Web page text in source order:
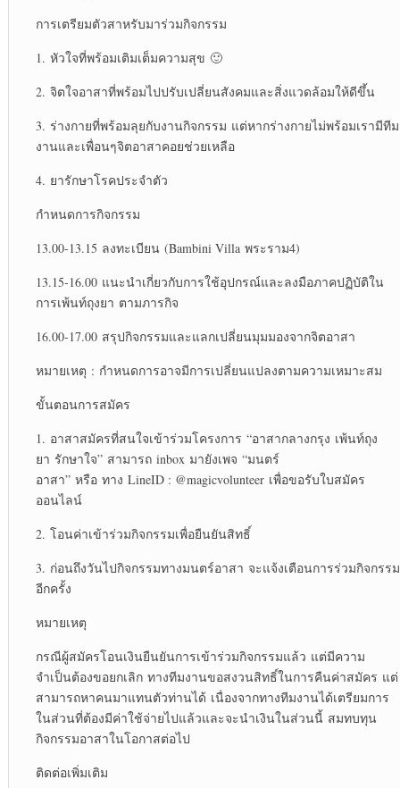
การเตรียมตัวสาหรับมาร่วมกิจกรรม
1. หัวใจที่พร้อมเติมเต็มความสุข 🙂
2. จิตใจอาสาที่พร้อมไปปรับเปลี่ยนสังคมและสิ่งแวดล้อมให้ดีขึ้น
3. ร่างกายที่พร้อมลุยกับงานกิจกรรม แต่หากร่างกายไม่พร้อมเรามีทีม
งานและเพื่อนๆจิตอาสาคอยช่วยเหลือ
4. ยารักษาโรคประจำตัว
กำหนดการกิจกรรม
13.00-13.15 ลงทะเบียน(Bambini Villa พระราม4)
13.15-16.00 แนะนำเกี่ยวกับการใช้อุปกรณ์และลงมือภาคปฏิบัติใน
การเพ้นท์ถุงยา ตามภารกิจ
16.00-17.00 สรุปกิจกรรมและแลกเปลี่ยนมุมมองจากจิตอาสา
หมายเหตุ : กำหนดการอาจมีการเปลี่ยนแปลงตามความเหมาะสม
ขั้นตอนการสมัคร
1. อาสาสมัครที่สนใจเข้าร่วมโครงการ “อาสากลางกรุง เพ้นท์ถุง
ยา รักษาใจ” สามารถinbox มายังเพจ “มนตร์
อาสา” หรือ ทาง LineID : @magicvolunteer เพื่อขอรับใบสมัคร
ออนไลน์
2. โอนค่าเข้าร่วมกิจกรรมเพื่อยืนยันสิทธิ์
3. ก่อนถึงวันไปกิจกรรมทางมนตร์อาสา จะแจ้งเตือนการร่วมกิจกรรม
อีกครั้ง
หมายเหตุ
กรณีผู้สมัครโอนเงินยืนยันการเข้าร่วมกิจกรรมแล้ว แต่มีความ
จำเป็นต้องขอยกเลิก ทางทีมงานขอสงวนสิทธิ์ในการคืนค่าสมัคร แต่
สามารถหาคนมาแทนตัวท่านได้ เนื่องจากทางทีมงานได้เตรียมการ
ในส่วนที่ต้องมีค่าใช้จ่ายไปแล้วและจะนำเงินในส่วนนี้ สมทบทุน
กิจกรรมอาสาในโอกาสต่อไป
ติดต่อเพิ่มเติม